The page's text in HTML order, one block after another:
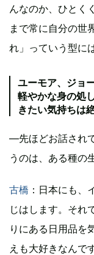
んなのか、ひとく
まで常に自分の世
れ」っていう型に
ユーモア、ジョ
軽やかな身の処
きたい気持ちは
―先ほどお話され
うのは、ある種の
古橋 ：日本にも、
じはします。それ
りにある日用品を
えも大好きなんで